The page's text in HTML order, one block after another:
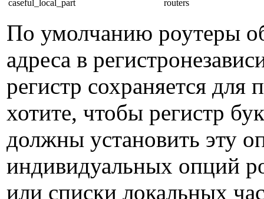
caseful_local_part
routers
По умолчанию роутеры
адреса в
регистр сохраняется
хотите, чтобы регистр
должны установить эту
индивидуальных опций
или списки локальных